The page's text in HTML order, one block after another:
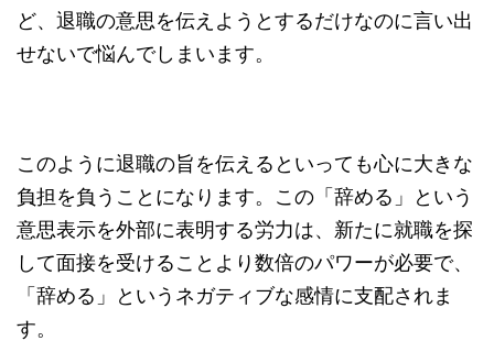
ど、退職の意思を伝えようとするだけなのに言い出
せないで悩んでしまいます。
このように退職の旨を伝えるといっても心に大きな
負担を負うことになります。この「辞める」という
意思表示を外部に表明する労力は、新たに就職を探
して面接を受けることより数倍のパワーが必要で、
「辞める」というネガティブな感情に支配されま
す。